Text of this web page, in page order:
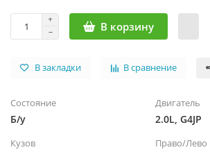
В корзину
В закладки В сравнение
Состояние
Б/у
Двигатель
2.0L, G4JP
Кузов Право/Лево